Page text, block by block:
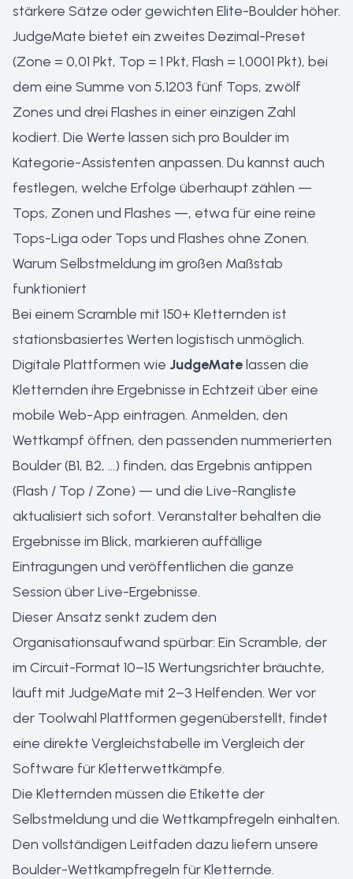
stärkere Sätze oder gewichten Elite-Boulder höher.
JudgeMate bietet ein zweites Dezimal-Preset
(Zone = 0,01 Pkt, Top = 1 Pkt, Flash = 1,0001 Pkt), bei
dem eine Summe von 5,1203 fünf Tops, zwölf
Zones und drei Flashes in einer einzigen Zahl
kodiert. Die Werte lassen sich pro Boulder im
Kategorie-Assistenten anpassen. Du kannst auch
festlegen, welche Erfolge überhaupt zählen —
Tops, Zonen und Flashes —, etwa für eine reine
Tops-Liga oder Tops und Flashes ohne Zonen.
Warum Selbstmeldung im großen Maßstab
funktioniert
Bei einem Scramble mit 150+ Kletternden ist
stationsbasiertes Werten logistisch unmöglich.
Digitale Plattformen wie JudgeMatelassen die
Kletternden ihre Ergebnisse in Echtzeit über eine
mobile Web-App eintragen. Anmelden, den
Wettkampf öffnen, den passenden nummerierten
Boulder (B1, B2, …) finden, das Ergebnis antippen
(Flash / Top / Zone) — und die Live-Rangliste
aktualisiert sich sofort. Veranstalter behalten die
Ergebnisse im Blick, markieren auffällige
Eintragungen und veröffentlichen die ganze
Session über Live-Ergebnisse.
Dieser Ansatz senkt zudem den
Organisationsaufwand spürbar: Ein Scramble, der
im Circuit-Format 10–15 Wertungsrichter bräuchte,
läuft mit JudgeMate mit 2–3 Helfenden. Wer vor
der Toolwahl Plattformen gegenüberstellt, findet
eine direkte Vergleichstabelle im Vergleich der
Software für Kletterwettkämpfe.
Die Kletternden müssen die Etikette der
Selbstmeldung und die Wettkampfregeln einhalten.
Den vollständigen Leitfaden dazu liefern unsere
Boulder-Wettkampfregeln für Kletternde.